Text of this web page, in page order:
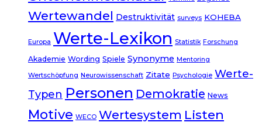
Wertewandel Destruktivität surveys KOHEBA
Europa Werte-Lexikon Statistik Forschung
Akademie Wording Spiele Synonyme Mentoring
Wertschöpfung Neurowissenschaft Zitate Psychologie Werte-
Typen Personen Demokratie News
Motive WECO Wertesystem Listen